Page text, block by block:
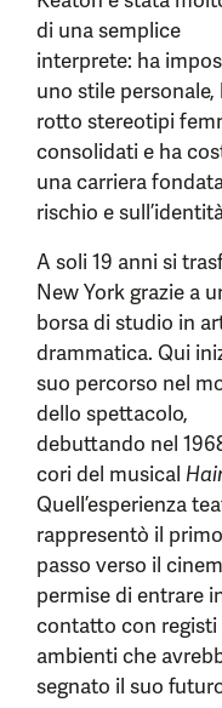
di una semplice
interprete: ha
uno stile personale,
rotto stereotipi
consolidati e ha
una carriera
rischio e
A soli 19 anni si
New York grazie a
borsa di studio in
drammatica. Qui
suo percorso nel
dello spettacolo,
debuttando nel
cori del musical
Quell’esperienza
rappresentò il primo
passo verso il
permise di entrare
contatto con registi
ambienti che
segnato il suo